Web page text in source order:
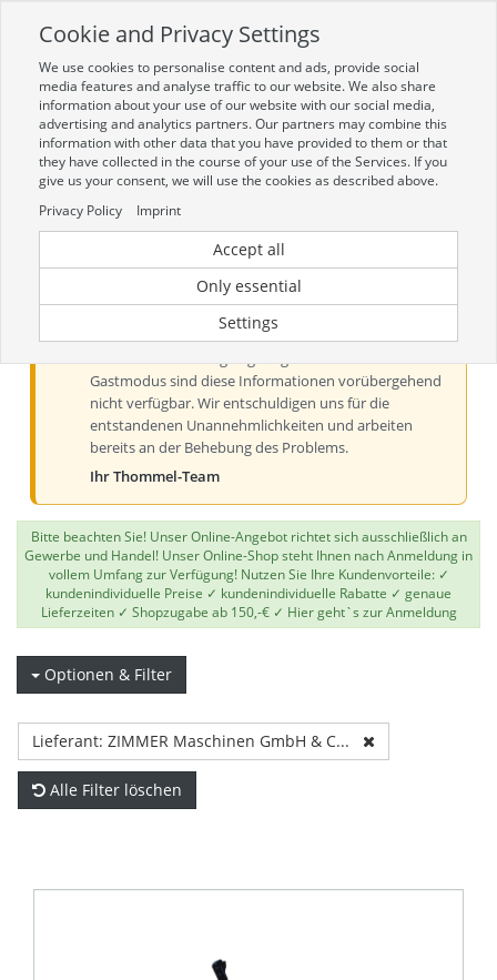
Zur mobilen Kompaktversion (Login erforderlich)
Toggle
navigation
Aktueller Hinweis zu Preisen und
Verfügbarkeiten
Liebe Kundinnen und Kunden, derzeit können Preise
und Verfügbarkeiten aus technischen Gründen nur
Gastmodus sind diese Informationen vorübergehend
nicht verfügbar. Wir entschuldigen uns für die
entstandenen Unannehmlichkeiten und arbeiten
bereits an der Behebung des Problems.
Ihr Thommel-Team
Bitte beachten Sie! Unser Online-Angebot richtet sich ausschließlich an
Gewerbe und Handel! Unser Online-Shop steht Ihnen nach Anmeldung in
vollem Umfang zur Verfügung! Nutzen Sie Ihre Kundenvorteile: ✓
kundenindividuelle Preise ✓ kundenindividuelle Rabatte ✓ genaue
Lieferzeiten ✓ Shopzugabe ab 150,-€ ✓ Hier geht`s zur Anmeldung
Optionen & Filter
Lieferant: ZIMMER Maschinen GmbH & C...
Alle Filter löschen
Cookie and Privacy Settings
We use cookies to personalise content and ads, provide social
media features and analyse traffic to our website. We also share
information about your use of our website with our social media,
advertising and analytics partners. Our partners may combine this
information with other data that you have provided to them or that
they have collected in the course of your use of the Services. If you
give us your consent, we will use the cookies as described above.
Privacy Policy
Imprint
Accept all
Only essential
Settings